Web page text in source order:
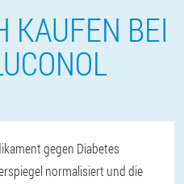
KAUFEN BEI
gegen Diabetes
normalisiert und die